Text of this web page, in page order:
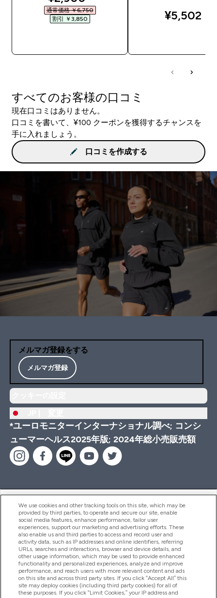
通常価格 ￥6,750‎
割引 ￥3,850‎
¥5,502‎
すべてのお客様の口コミ
現在口コミはありません。
口コミを書いて、¥100 クーポンを獲得するチャンスを
手に入れましょう。
口コミを作成する
メルマガ登録をする
メルマガ登録
*ユーロモニターインターナショナル調べ; コンシ
ューマーヘルス2025年版; 2024年総小売販売額
ヘルプ＆ガイド
商品について
会社概要
We use cookies and other tracking tools on this site, which may be
provided by third parties, to operate and secure our site, enable
social media features, enhance performance, tailor user
experiences, support our marketing and advertising efforts. These
also enable us and third parties to access and record user and
activity data, such as IP addresses and online identifiers, referring
URLs, searches and interactions, browser and device details, and
other usage information, which may be used to provide enhanced
functionality and personalized experiences, analyze and improve
performance, and reach users with more relevant content and ads
on this site and across third party sites. If you click “Accept All” this
site may deploy cookies (including third party cookies) for all of
these purposes. If you click “Limit Cookies,” your IP address and